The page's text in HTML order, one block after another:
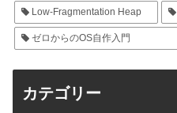
Low-Fragmentation Heap
ゼロからのOS自作入門
カテゴリー